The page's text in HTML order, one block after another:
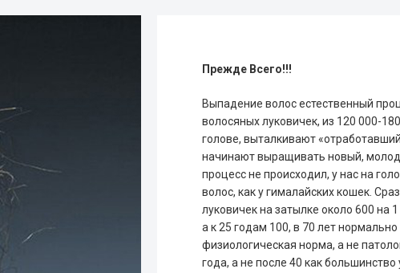
Прежде Всего!!!
Выпадение волос естественный
волосяных луковичек, из 120 000-
голове, выталкивают
начинают выращивать новый,
процесс не происходил, у нас на
волос, как у гималайских кошек.
луковичек на затылке около 600 на
а к 25 годам 100, в 70 лет
физиологическая норма, а не
года, а не после 40 как большинство